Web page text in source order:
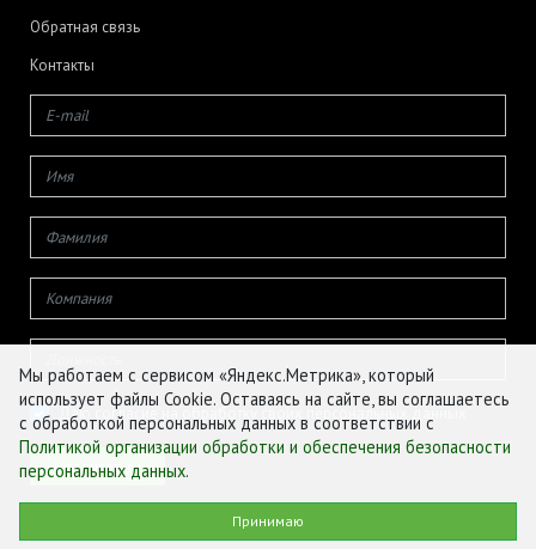
Обратная связь
Контакты
Даю согласие на обработку своих персональных данных
© ФГБУ «ЦЕНТР АГРОАНАЛИТИКИ», 2026
Мы работаем с сервисом «Яндекс.Метрика», который
использует файлы Cookie. Оставаясь на сайте, вы соглашаетесь
с обработкой персональных данных в соответствии с
Политикой организации обработки и обеспечения безопасности
персональных данных.
Принимаю